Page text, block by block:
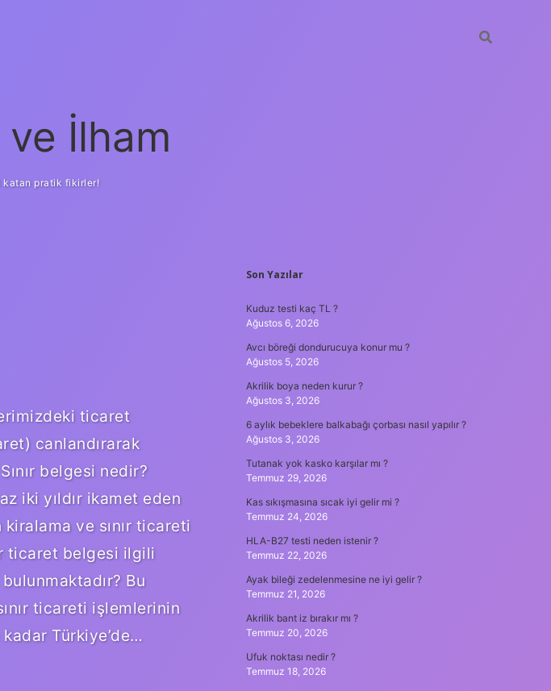
İlham
katan pratik fikirler!
ticaret
canlandırarak
belgesi nedir?
iki yıldır ikamet eden
ve sınır ticareti
ticaret belgesi ilgili
Bu
ticareti işlemlerinin
Türkiye’de…
SIDEBAR
Son Yazılar
Kuduz testi kaç TL ?
Ağustos 6, 2026
Avcı böreği dondurucuya konur mu ?
Ağustos 5, 2026
Akrilik boya neden kurur ?
Ağustos 3, 2026
6 aylık bebeklere balkabağı çorbası nasıl yapılır ?
Ağustos 3, 2026
Tutanak yok kasko karşılar mı ?
Temmuz 29, 2026
Kas sıkışmasına sıcak iyi gelir mi ?
Temmuz 24, 2026
HLA-B27 testi neden istenir ?
Temmuz 22, 2026
Ayak bileği zedelenmesine ne iyi gelir ?
Temmuz 21, 2026
Akrilik bant iz bırakır mı ?
Temmuz 20, 2026
Ufuk noktası nedir ?
Temmuz 18, 2026
güvenilir bahis siteleriilbet giriş adresi